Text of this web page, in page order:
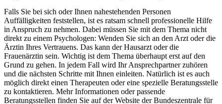
Falls Sie bei sich oder Ihnen nahestehenden Personen
Auffälligkeiten feststellen, ist es ratsam schnell professionelle Hilfe
in Anspruch zu nehmen. Dabei müssen Sie mit dem Thema nicht
direkt zu einem Psychologen: Wenden Sie sich an den Arzt oder die
Ärztin Ihres Vertrauens. Das kann der Hausarzt oder die
Frauenärztin sein. Wichtig ist dem Thema überhaupt erst auf den
Grund zu gehen. In jedem Fall wird Ihr Ansprechpartner zuhören
und die nächsten Schritte mit Ihnen einleiten. Natürlich ist es auch
möglich direkt einen Therapeuten oder eine spezielle Beratungsstelle
zu kontaktieren. Mehr Informationen oder passende
Beratungsstellen finden Sie auf der Website der Bundeszentrale für